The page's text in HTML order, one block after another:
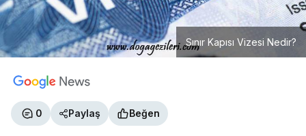
Sınır Kapısı Vizesi Nedir?
0 Paylaş Beğen